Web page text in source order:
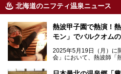
北海道のニフティ温泉ニュース
熱波甲子園で熱演！
モン」でバルクオム
2025年5月19日（月）に
会」において、熱波師「
動拠点である北海道の銭